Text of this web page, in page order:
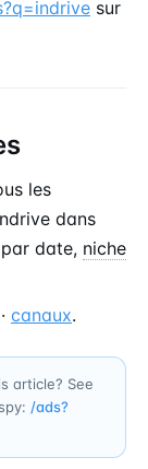
sur
les
dans
date, niche
· canaux.
article? See
/ads?